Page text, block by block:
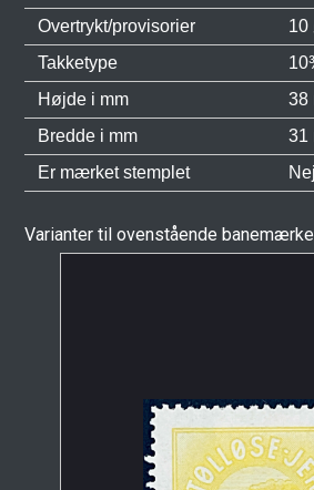
Overtrykt/provisorier
10
Takketype
Højde i mm
38
Bredde i mm
31
Er mærket stemplet
Nej
Varianter til ovenstående banemærke